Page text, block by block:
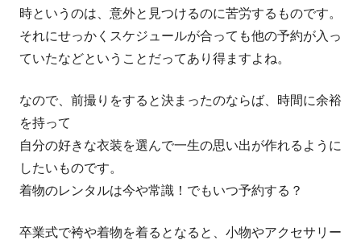
時というのは、意外と見つけるのに苦労するものです。
それにせっかくスケジュールが合っても他の予約が入っ
ていたなどということだってあり得ますよね。
なので、前撮りをすると決まったのならば、時間に余裕
を持って
自分の好きな衣装を選んで一生の思い出が作れるように
したいものです。
着物のレンタルは今や常識！でもいつ予約する？
卒業式で袴や着物を着るとなると、小物やアクセサリー